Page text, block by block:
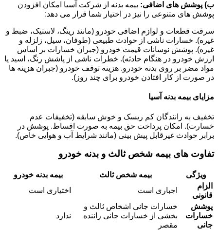
ب) پوشش های اضافی: بیمه بدنه از شرکت آسیا امکان افزودن
پوشش های متنوعی را نیز در اختیار شما قرار می دهد:
سرقت قطعات و لوازم اضافی خودرو (مانند رینگ، لاستیک، ضبط و
غیره). خسارات ناشی از حوادث طبیعی (طوفان، سیل، زلزله و
غیره). پوشش نوسانات قیمت خودرو (جبران خسارات بر اساس
ارزش خودرو در هنگام حادثه). خطرات ناشی از پاشش رنگ، اسید یا
مواد مضر بر روی بدنه خودرو. هزینه توقف خودرو (جبران هزینه ها
در صورت از کار افتادن خودرو برای چند روز).
مزایای بیمه بدنه آسیا
تخفیف به رانندگان کم ریسک و خوش سابقه (تخفیفات عدم
خسارت). امکان پرداخت حق بیمه به صورت اقساط. پوشش در
برابر حوادث غیرقابل پیش بینی (مانند شرایط آب و هوایی خاص).
تفاوت های بیمه شخص ثالث و بدنه خودرو
ویژگی بیمه شخص ثالث
بیمه بدنه خودرو
الزام
قانونی
اجباری است
اختیاری است
پوشش
خسارات
جانی
خسارات جانی اشخاص ثالث و
بخشی از خسارات جانی راننده
مقصر
ندارد